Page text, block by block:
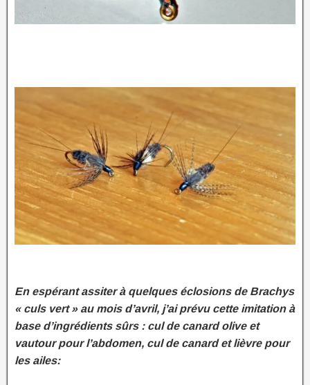
En espérant assiter à quelques éclosions de Brachys
« culs vert » au mois d’avril, j’ai prévu cette imitation à
base d’ingrédients sûrs : cul de canard olive et
vautour pour l’abdomen, cul de canard et lièvre pour
les ailes: